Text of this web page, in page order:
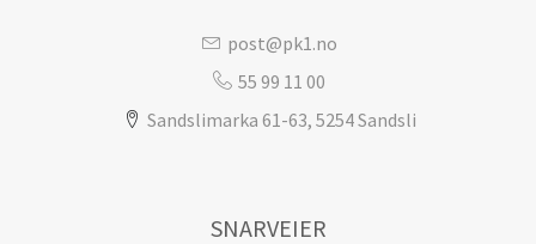
post@pk1.no
55 99 11 00
Sandslimarka 61-63, 5254 Sandsli
SNARVEIER